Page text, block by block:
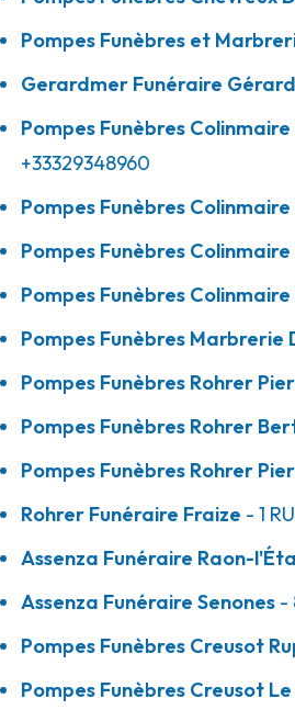
88190 Golbey
Colinmaire -
88150 Capavenir Vosges
03 29 39 39 92
A votre écoute 24h/24 7j/7
Colinmaire - Épinal
14h-18h
03 29 30 17 17
A votre écoute 24h/24 7j/7
et Marbrerie Didier
Pompes Funèbres et
Gerardmer Funéraire
Pompes Funèbres
+33329348960
Pompes Funèbres
Pompes Funèbres
Pompes Funèbres
Pompes Funèbres Marbrerie
Pompes Funèbres Rohrer
Pompes Funèbres Rohrer
Pompes Funèbres Rohrer
Rohrer Funéraire Fraize - 1
Assenza Funéraire Raon-
Assenza Funéraire Senones -
Pompes Funèbres Creusot
Pompes Funèbres Creusot